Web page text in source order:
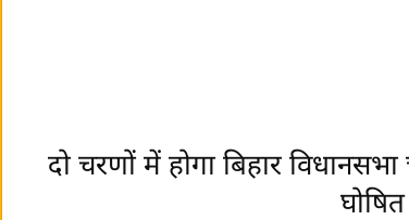
दो चरणों में होगा बिहार
घोषित